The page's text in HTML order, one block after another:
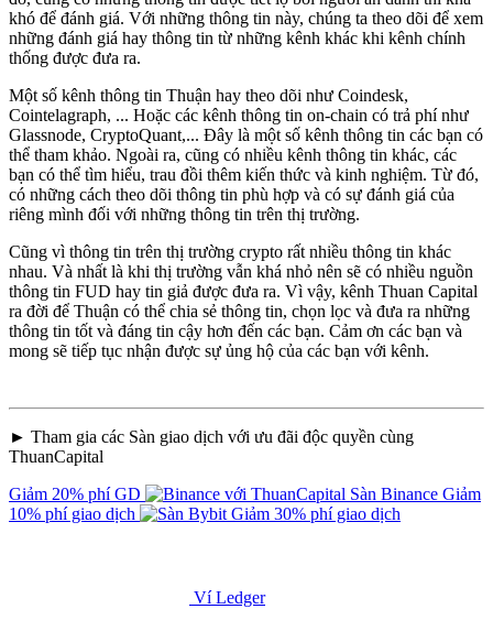
khó để đánh giá. Với những thông tin này, chúng ta theo dõi để xem
những đánh giá hay thông tin từ những kênh khác khi kênh chính
thống được đưa ra.
Một số kênh thông tin Thuận hay theo dõi như Coindesk,
Cointelagraph, ... Hoặc các kênh thông tin on-chain có trả phí như
Glassnode, CryptoQuant,... Đây là một số kênh thông tin các bạn có
thể tham khảo. Ngoài ra, cũng có nhiều kênh thông tin khác, các
bạn có thể tìm hiểu, trau đồi thêm kiến thức và kinh nghiệm. Từ đó,
có những cách theo dõi thông tin phù hợp và có sự đánh giá của
riêng mình đối với những thông tin trên thị trường.
Cũng vì thông tin trên thị trường crypto rất nhiều thông tin khác
nhau. Và nhất là khi thị trường vẫn khá nhỏ nên sẽ có nhiều nguồn
thông tin FUD hay tin giả được đưa ra. Vì vậy, kênh Thuan Capital
ra đời để Thuận có thể chia sẻ thông tin, chọn lọc và đưa ra những
thông tin tốt và đáng tin cậy hơn đến các bạn. Cảm ơn các bạn và
mong sẽ tiếp tục nhận được sự ủng hộ của các bạn với kênh.
► Tham gia các Sàn giao dịch với ưu đãi độc quyền cùng
ThuanCapital
Giảm 20% phí GD
Sàn Binance Giảm
10% phí giao dịch
Giảm 30% phí giao dịch
Ví Ledger